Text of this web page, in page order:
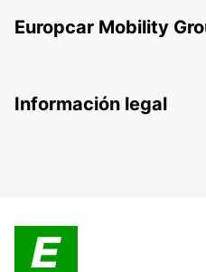
Europcar Mobility
Información legal